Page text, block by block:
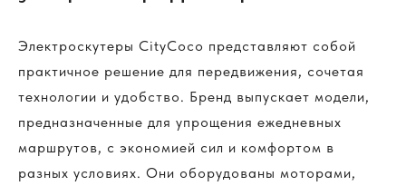
Электроскутеры CityCoco представляют собой
практичное решение для передвижения, сочетая
технологии и удобство. Бренд выпускает модели,
предназначенные для упрощения ежедневных
маршрутов, с экономией сил и комфортом в
разных условиях. Они оборудованы моторами,